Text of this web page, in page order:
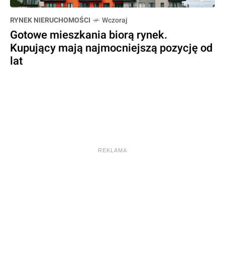
RYNEK NIERUCHOMOŚCI Wczoraj
Gotowe mieszkania biorą rynek.
Kupujący mają najmocniejszą pozycję od
lat
REKLAMA